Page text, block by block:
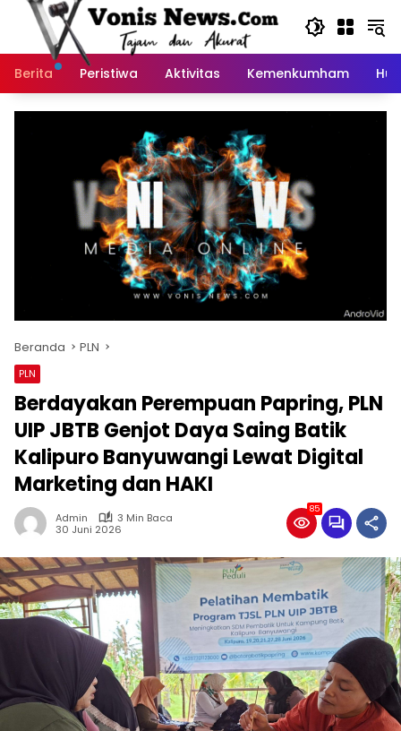
Langsung
Berita
Peristiwa Aktivitas Kemenkumham
Beranda PLN
PLN
Berdayakan Perempuan Papring, PLN
UIP JBTB Genjot Daya Saing Batik
Kalipuro Banyuwangi Lewat Digital
Marketing dan HAKI
Admin
3 Min Baca
30 Juni 2026
85